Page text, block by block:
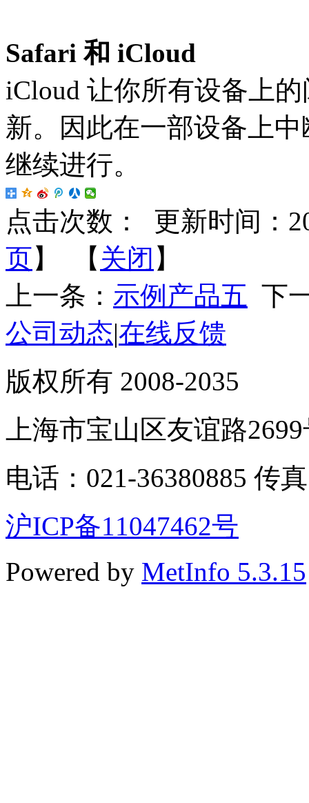
Safari 和 iCloud
iCloud 让你所有设备上
新。因此在一部设备上
继续进行。
点击次数：
更新时间：
页】 【 关闭 】
上一条： 示例产品五 下
公司动态|在线反馈
版权所有 2008-2035
上海市宝山区友谊路
电话：021-36380885 传
沪ICP备11047462号
Powered by MetInfo 5.3.15